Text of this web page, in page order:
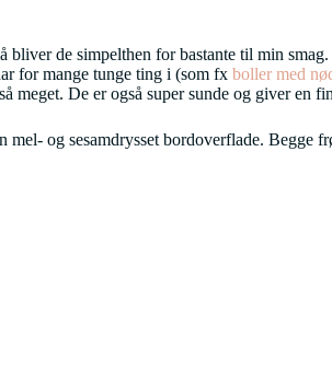
de simpelthen for bastante til min smag.
for mange tunge ting i (som fx boller med
De er også super sunde og giver en
og sesamdrysset bordoverflade. Begge